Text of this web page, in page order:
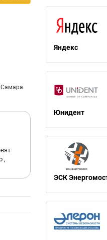
Яндекс
Юнидент
ЭСК
РАН).
Самара
,